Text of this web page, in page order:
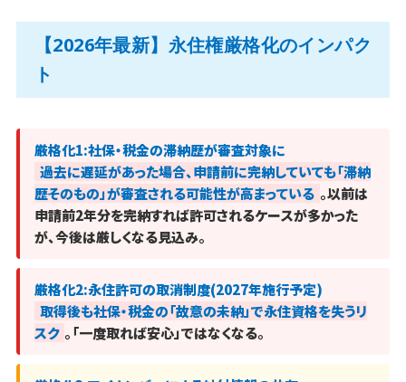
【2026年最新】永住権厳格化のインパク
ト
厳格化1:社保・税金の滞納歴が審査対象に
過去に遅延があった場合、申請前に完納していても「滞納
歴そのもの」が審査される可能性が高まっている 。以前は
申請前2年分を完納すれば許可されるケースが多かった
が、今後は厳しくなる見込み。
厳格化2:永住許可の取消制度(2027年施行予定)
取得後も社保・税金の「故意の未納」で永住資格を失うリ
スク 。「一度取れば安心」ではなくなる。